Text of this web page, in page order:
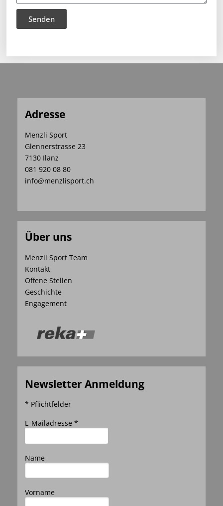
Senden
Adresse
Menzli Sport
Glennerstrasse 23
7130 Ilanz
081 920 08 80
info@menzlisport.ch
Über uns
Menzli Sport Team
Kontakt
Offene Stellen
Geschichte
Engagement
Newsletter Anmeldung
* Pflichtfelder
E-Mailadresse *
Name
Vorname